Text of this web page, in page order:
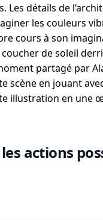
Les détails de
les couleurs
cours à son
de soleil
partagé par
scène en jouant
illustration en une
actions
coups de coeurs